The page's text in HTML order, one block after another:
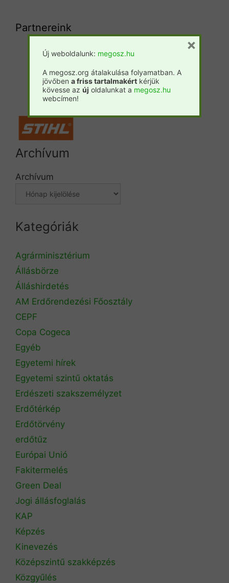
Partnereink
Forestpress
Archívum
Archívum
Kategóriák
Agrárminisztérium
Állásbörze
Álláshirdetés
AM Erdőrendezési Főosztály
CEPF
Copa Cogeca
Egyéb
Egyetemi hírek
Egyetemi szintű oktatás
Erdészeti szakszemélyzet
Erdőtérkép
Erdőtörvény
erdőtűz
Európai Unió
Fakitermelés
Green Deal
Jogi állásfoglalás
KAP
Képzés
Kinevezés
Középszintű szakképzés
Közgyűlés
Új weboldalunk: megosz.hu
A megosz.org átalakulása folyamatban. A
jövőben a friss tartalmakért kérjük
kövesse az új oldalunkat a megosz.hu
webcímen!
×